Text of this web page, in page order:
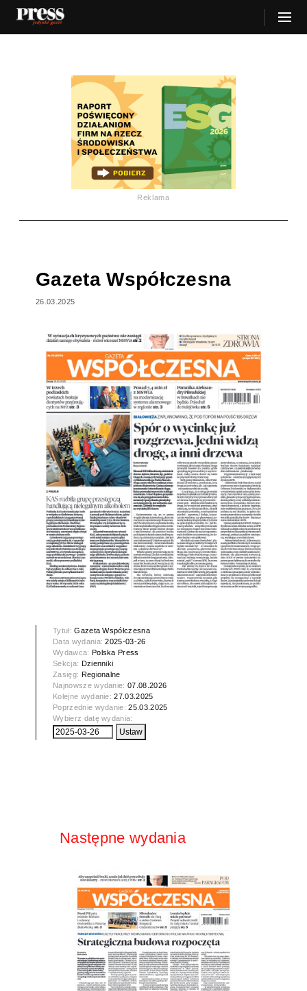
Reklama
Gazeta Współczesna
26.03.2025
Tytuł:Gazeta Współczesna
Data wydania:2025-03-26
Wydawca: Polska Press
Sekcja: Dzienniki
Zasięg: Regionalne
Najnowsze wydanie:07.08.2026
Kolejne wydanie:27.03.2025
Poprzednie wydanie:25.03.2025
Wybierz datę wydania:
Następne wydania